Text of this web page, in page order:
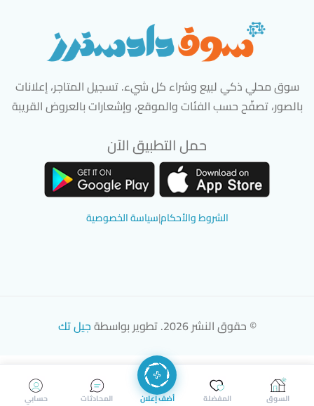
سوق محلي ذكي لبيع وشراء كل شيء. تسجيل المتاجر، إعلانات
بالصور، تصفّح حسب الفئات والموقع، وإشعارات بالعروض القريبة
حمل التطبيق الآن
الشروط والأحكام|سياسة الخصوصية
© حقوق النشر 2026. تطوير بواسطة جيل تك
حسابي المحادثات أضف إعلان المفضلة السوق